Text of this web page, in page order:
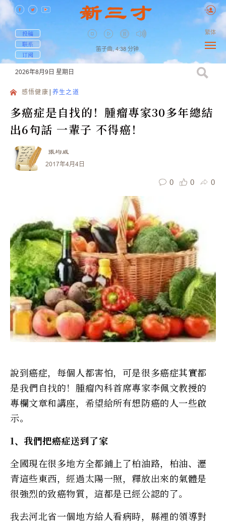
投稿
联系
订阅
笛子曲, 4:38 分钟
繁体
2026年8月9日 星期日
感悟健康 养生之道
多癌症是自找的！腫瘤專家30多年總結
出6句話 一輩子 不得癌！
張均威
2017年4月4日
0 0 0
說到癌症，每個人都害怕，可是很多癌症其實都
是我們自找的！腫瘤內科首席專家李佩文教授的
專欄文章和講座，希望給所有想防癌的人一些啟
示。
1、我們把癌症送到了家
全國現在很多地方全都鋪上了柏油路，柏油、瀝
青這些東西，經過太陽一照，釋放出來的氣體是
很強烈的致癌物質，這都是已經公認的了。
我去河北省一個地方給人看病時，縣裡的領導對